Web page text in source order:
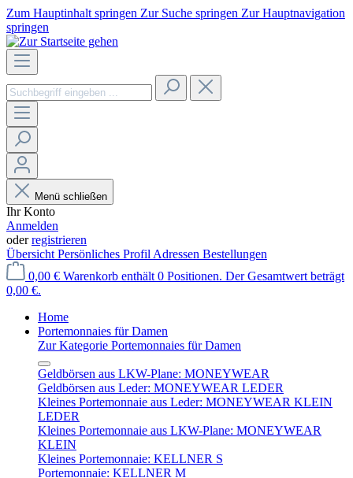
Zum Hauptinhalt springen Zur Suche springen Zur Hauptnavigation
springen
Menü schließen
Ihr Konto
Anmelden
oderregistrieren
Übersicht Persönliches Profil Adressen Bestellungen
0,00 € Warenkorb enthält 0 Positionen. Der Gesamtwert beträgt
0,00 €.
Home
Portemonnaies für Damen
Zur Kategorie Portemonnaies für Damen
Geldbörsen aus LKW-Plane: MONEYWEAR
Geldbörsen aus Leder: MONEYWEAR LEDER
Kleines Portemonnaie aus Leder: MONEYWEAR KLEIN
LEDER
Kleines Portemonnaie aus LKW-Plane: MONEYWEAR
KLEIN
Kleines Portemonnaie: KELLNER S
Portemonnaie: KELLNER M